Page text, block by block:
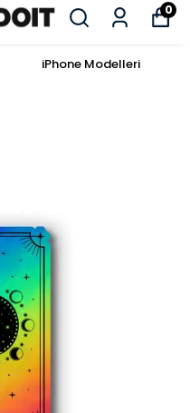
0
iPhone Modelleri